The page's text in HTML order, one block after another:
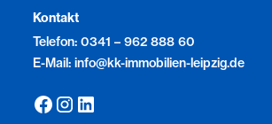
Kontakt
Telefon: 0341 – 962 888 60
E-Mail: info@kk-immobilien-leipzig.de